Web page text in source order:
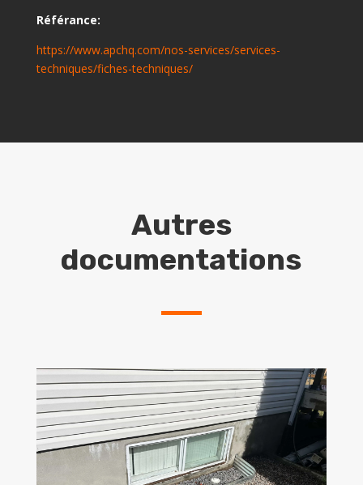
Référance:
https://www.apchq.com/nos-services/services-
techniques/fiches-techniques/
Autres
documentations